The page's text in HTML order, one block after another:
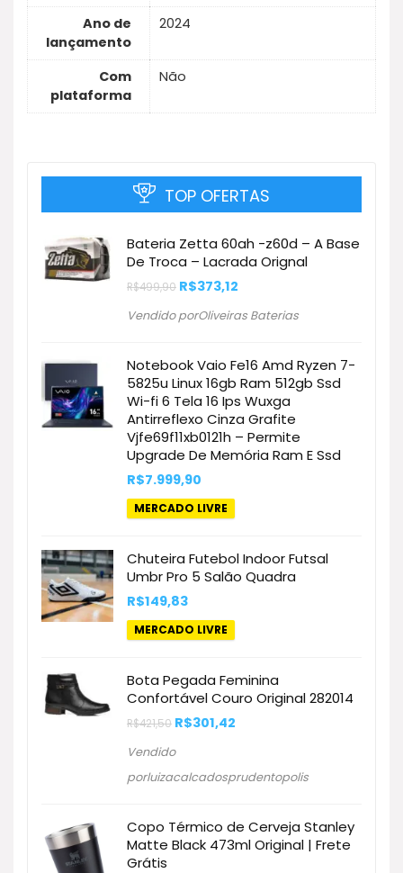
Ano de
lançamento
2024
Com
plataforma
Não
TOP OFERTAS
Bateria Zetta 60ah -z60d – A Base
De Troca – Lacrada Orignal
R$499,90 O
original
era:
R$373,12
atual
Vendido porOliveiras Baterias
Notebook Vaio Fe16 Amd Ryzen 7-
5825u Linux 16gb Ram 512gb Ssd
Wi-fi 6 Tela 16 Ips Wuxga
Antirreflexo Cinza Grafite
Vjfe69f11xb0121h – Permite
Upgrade De Memória Ram E Ssd
R$7.999,90
MERCADO LIVRE
Chuteira Futebol Indoor Futsal
Umbr Pro 5 Salão Quadra
R$149,83
MERCADO LIVRE
Bota Pegada Feminina
Confortável Couro Original 282014
R$421,50 O
original
R$421,50.
R$301,42
R$301,42.
Vendido
porluizacalcadosprudentopolis
Copo Térmico de Cerveja Stanley
Matte Black 473ml Original | Frete
Grátis